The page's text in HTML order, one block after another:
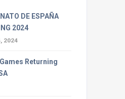
DE ESPAÑA
2024
2024
Returning